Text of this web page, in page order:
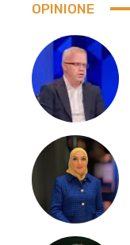
OPINIONE